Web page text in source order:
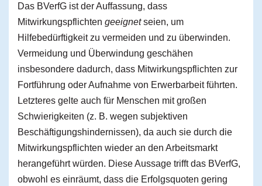
Das BVerfG ist der Auffassung, dass
Mitwirkungspflichten geeignetseien, um
Hilfebedürftigkeit zu vermeiden und zu überwinden.
Vermeidung und Überwindung geschähen
insbesondere dadurch, dass Mitwirkungspflichten zur
Fortführung oder Aufnahme von Erwerbarbeit führten.
Letzteres gelte auch für Menschen mit großen
Schwierigkeiten (z. B. wegen subjektiven
Beschäftigungshindernissen), da auch sie durch die
Mitwirkungspflichten wieder an den Arbeitsmarkt
herangeführt würden. Diese Aussage trifft das BVerfG,
obwohl es einräumt, dass die Erfolgsquoten gering